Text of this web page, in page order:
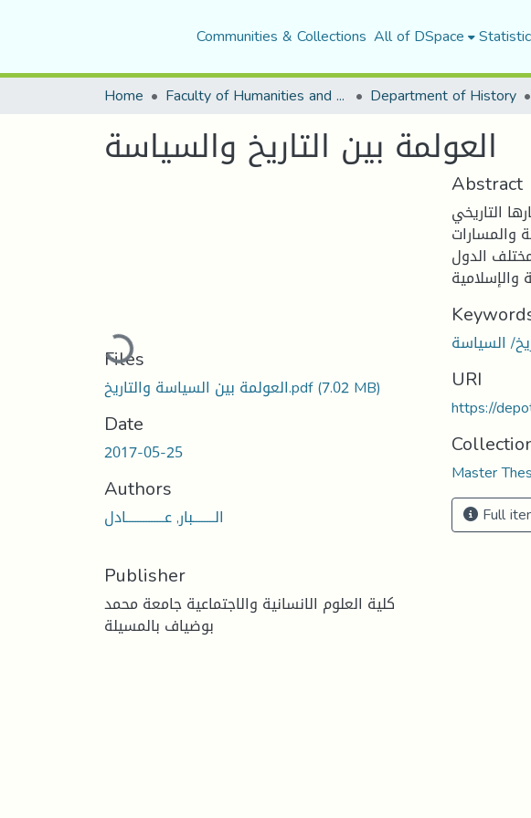
Communities & Collections All of DSpace
Home Faculty of Humanities and Social Sciences Department of History
العولمة بين التاريخ والسياسة
Loading...
Files
العولمة بين السياسة والتاريخ.pdf(7.02 MB)
Date
2017-05-25
Authors
الــــــــبار, عــــــــــــــادل
Publisher
كلية العلوم الانسانية والاجتماعية جامعة محمد
بوضياف بالمسيلة
Abstract
التاريخي
والمسارات
الدول
السياسة
URI
https://
Master
Full